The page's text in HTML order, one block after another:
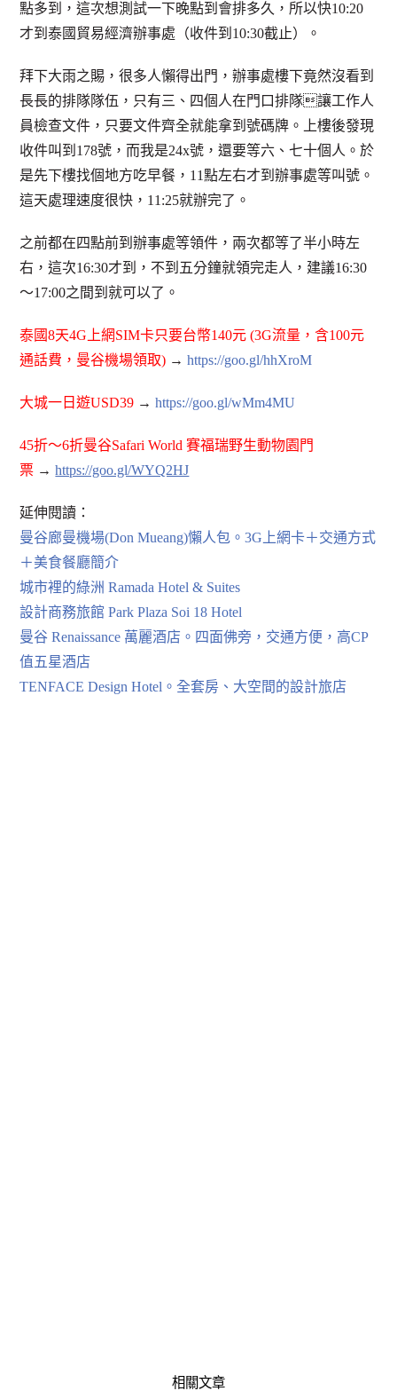
點多到，這次想測試一下晚點到會排多久，所以快10:20
才到泰國貿易經濟辦事處（收件到10:30截止）。
拜下大雨之賜，很多人懶得出門，辦事處樓下竟然沒看到
長長的排隊隊伍，只有三、四個人在門口排隊讓工作人
員檢查文件，只要文件齊全就能拿到號碼牌。上樓後發現
收件叫到178號，而我是24x號，還要等六、七十個人。於
是先下樓找個地方吃早餐，11點左右才到辦事處等叫號。
這天處理速度很快，11:25就辦完了。
之前都在四點前到辦事處等領件，兩次都等了半小時左
右，這次16:30才到，不到五分鐘就領完走人，建議16:30
～17:00之間到就可以了。
泰國8天4G上網SIM卡只要台幣140元 (3G流量，含100元
通話費，曼谷機場領取) →https://goo.gl/hhXroM
大城一日遊USD39 →https://goo.gl/wMm4MU
45折～6折曼谷Safari World 賽福瑞野生動物園門
票 →https://goo.gl/WYQ2HJ
延伸閱讀：
曼谷廊曼機場(Don Mueang)懶人包。3G上網卡＋交通方式
＋美食餐廳簡介
城市裡的綠洲 Ramada Hotel & Suites
設計商務旅館 Park Plaza Soi 18 Hotel
曼谷 Renaissance 萬麗酒店。四面佛旁，交通方便，高CP
值五星酒店
TENFACE Design Hotel。全套房、大空間的設計旅店
相關文章